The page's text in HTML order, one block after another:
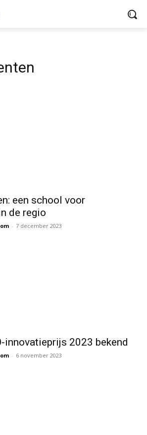
een school voor
de regio
- 7 december 2023
innovatieprijs 2023 bekend
- 6 november 2023